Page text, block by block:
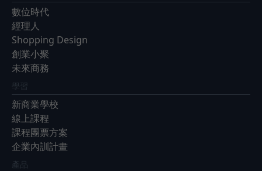
數位時代
經理人
Shopping Design
創業小聚
未來商務
學習
新商業學校
線上課程
課程團票方案
企業內訓計畫
產品